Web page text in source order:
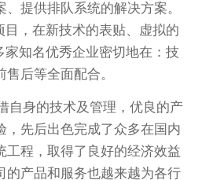
提供排队系统的解决方案。
目，在新技术的表贴、虚拟的
家知名优秀企业密切地在：技
后等全面配合。
身的技术及管理，优良的产
，先后出色完成了众多在国内
工程，取得了良好的经济效益
的产品和服务也越来越为各行